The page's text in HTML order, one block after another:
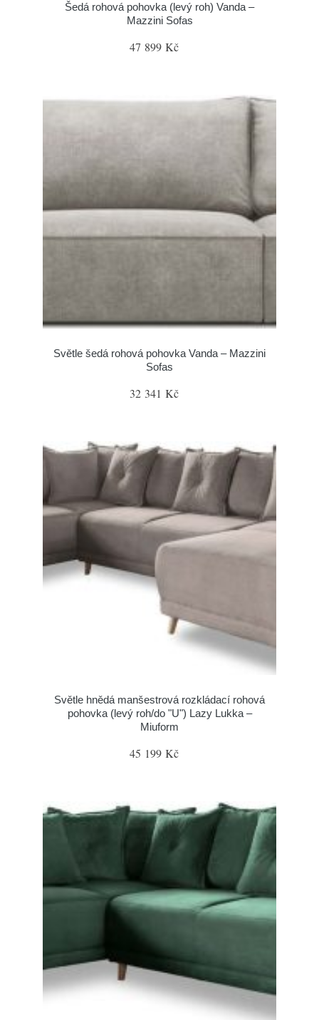
Šedá rohová pohovka (levý roh) Vanda –
Mazzini Sofas
47 899 Kč
Světle šedá rohová pohovka Vanda – Mazzini
Sofas
32 341 Kč
Světle hnědá manšestrová rozkládací rohová
pohovka (levý roh/do "U") Lazy Lukka –
Miuform
45 199 Kč